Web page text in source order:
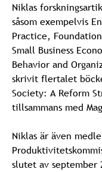
Niklas
såsom exempelvis
Practice,
Small Business
Behavior and
skrivit flertalet
Society: A Reform
tillsammans med
Niklas är även
slutet av september